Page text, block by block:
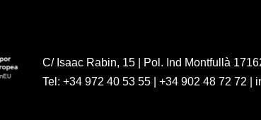
C/ Isaac Rabin, 15 | Pol. Ind Montfullà
Tel: +34 972 40 53 55| +34 902 48 72 72